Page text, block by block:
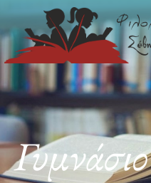
Γυμνάσιο